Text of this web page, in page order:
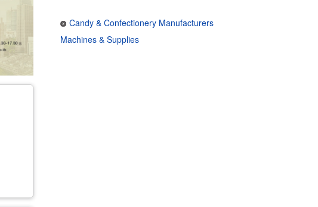
Candy & Confectionery Manufacturers
Machines & Supplies